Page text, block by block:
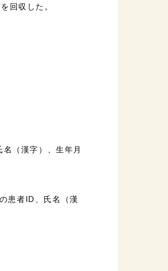
回収した。
（漢字）、生年月
患者ID、氏名（漢